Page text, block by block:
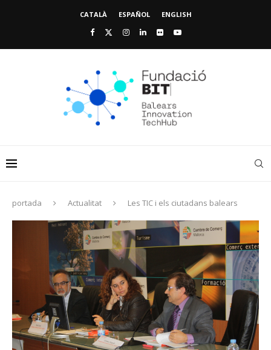
CATALÀ ESPAÑOL ENGLISH
portada Actualitat Les TIC i els ciutadans balears